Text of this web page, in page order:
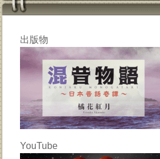
出版物
YouTube